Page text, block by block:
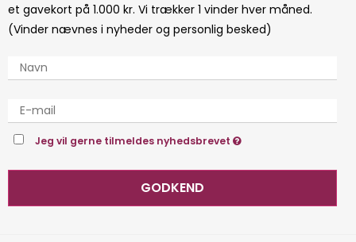
et gavekort på 1.000 kr. Vi trækker 1 vinder hver måned.
(Vinder nævnes i nyheder og personlig besked)
Jeg vil gerne tilmeldes nyhedsbrevet
GODKEND